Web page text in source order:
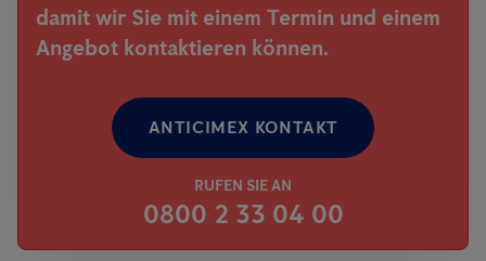
damit wir Sie mit einem Termin und einem
Angebot kontaktieren können.
ANTICIMEX KONTAKT
RUFEN SIE AN
0800 2 33 04 00